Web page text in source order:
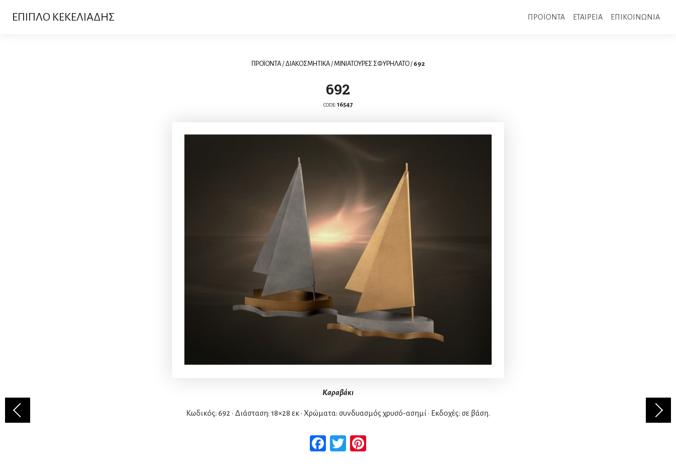
ΕΠΙΠΛΟ ΚΕΚΕΛΙΑΔΗΣ ΠΡΟΪΟΝΤΑ ΕΤΑΙΡΕΙΑ ΕΠΙΚΟΙΝΩΝΙΑ
ΠΡΟΪΟΝΤΑ/ ΔΙΑΚΟΣΜΗΤΙΚΑ/ΜΙΝΙΑΤΟΥΡΕΣ ΣΦΥΡΗΛΑΤΟ/ 692
692
CODE:16547
Καραβάκι
Κωδικός: 692 • Διάσταση: 18×28 εκ • Χρώματα: συνδυασμός χρυσό-ασημί • Εκδοχές: σε βάση.
Facebook
Twitter